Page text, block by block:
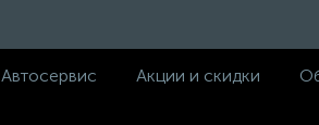
Автосервис Акции и скидки